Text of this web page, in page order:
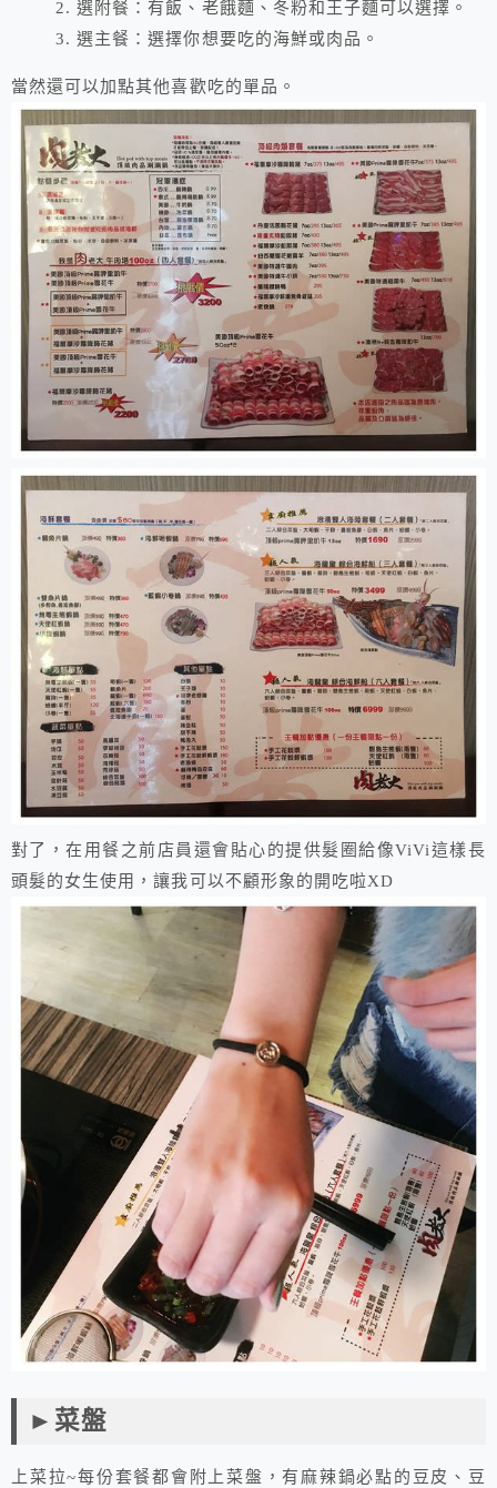
2. 選附餐：有飯、老餓麵、冬粉和王子麵可以選擇。
3. 選主餐：選擇你想要吃的海鮮或肉品。
當然還可以加點其他喜歡吃的單品。
對了，在用餐之前店員還會貼心的提供髮圈給像ViVi這樣長
頭髮的女生使用，讓我可以不顧形象的開吃啦XD
►菜盤
上菜拉~每份套餐都會附上菜盤，有麻辣鍋必點的豆皮、豆